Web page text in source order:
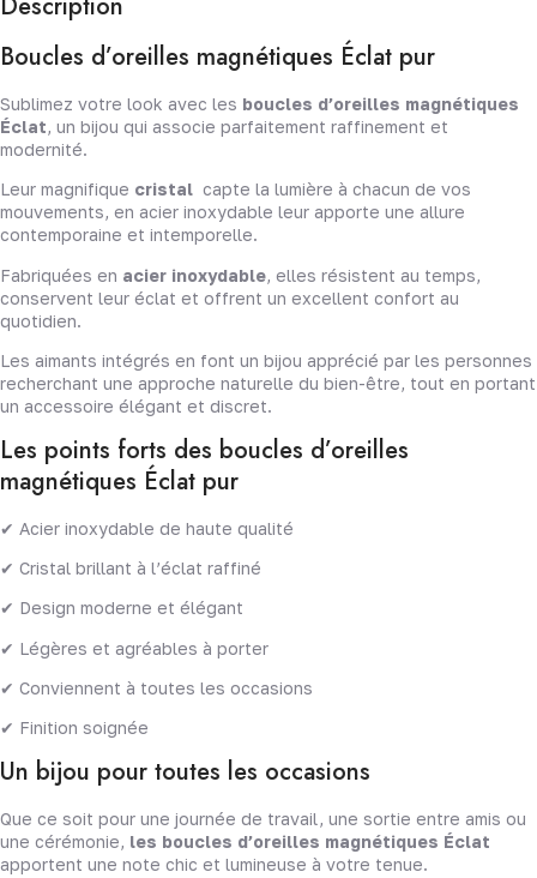
Boucles d’oreilles magnétiques Éclat pur
Sublimez votre look avec les boucles d’oreilles magnétiques
Éclat, un bijou qui associe parfaitement raffinement et
modernité.
Leur magnifique cristal capte la lumière à chacun de vos
mouvements, en acier inoxydable leur apporte une allure
contemporaine et intemporelle.
Fabriquées en acier inoxydable, elles résistent au temps,
conservent leur éclat et offrent un excellent confort au
quotidien.
Les aimants intégrés en font un bijou apprécié par les personnes
recherchant une approche naturelle du bien-être, tout en portant
un accessoire élégant et discret.
Les points forts des boucles d’oreilles
magnétiques Éclat pur
✔ Acier inoxydable de haute qualité
✔ Cristal brillant à l’éclat raffiné
✔ Design moderne et élégant
✔ Légères et agréables à porter
✔ Conviennent à toutes les occasions
✔ Finition soignée
Un bijou pour toutes les occasions
Que ce soit pour une journée de travail, une sortie entre amis ou
une cérémonie, les boucles d’oreilles magnétiques Éclat
apportent une note chic et lumineuse à votre tenue.